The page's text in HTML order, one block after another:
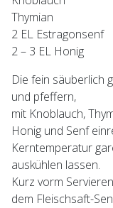
Thymian
2 EL Estragonsenf
2 – 3 EL Honig
Die fein säuberlich
und pfeffern,
mit Knoblauch,
Honig und Senf
Kerntemperatur
auskühlen lassen.
Kurz vorm
dem Fleischsaft-